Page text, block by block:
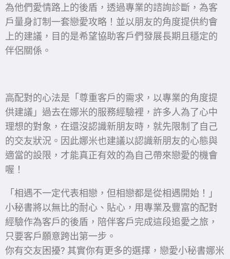
為他們愛情路上的後盾，透過專業的諮詢診斷，為客
戶量身訂制一套戀愛攻略！並以朋友的角度提供約會
上的建議，目的是希望協助客戶們發展長期且穩定的
伴侶關係。
高配對的心法是「尊重客戶的需求，以專業的角度提
供建議」過去在娜米的服務經驗裡，許多人為了心中
理想的對象，在還沒認識新朋友時，就先限制了自己
的交友狀況。因此娜米也建議以認識新朋友的心態與
適當的設限，才能真正有效的為自己帶來戀愛的機會
喔！
「相遇不一定代表相戀，但相戀都是從相遇開始！」
小秘書將以無比的耐心、貼心，用專業及豐富的配對
經驗作為客戶的後盾，陪伴客戶完成這段追愛之旅，
只要客戶願意跨出第一步。
你有交友困擾? 其實你有更多的選擇，戀愛小秘書娜米